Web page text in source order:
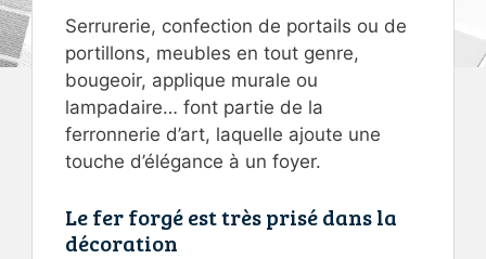
Serrurerie, confection de portails ou de
portillons, meubles en tout genre,
bougeoir, applique murale ou
lampadaire… font partie de la
ferronnerie d’art, laquelle ajoute une
touche d’élégance à un foyer.
Le fer forgé est très prisé dans la
décoration